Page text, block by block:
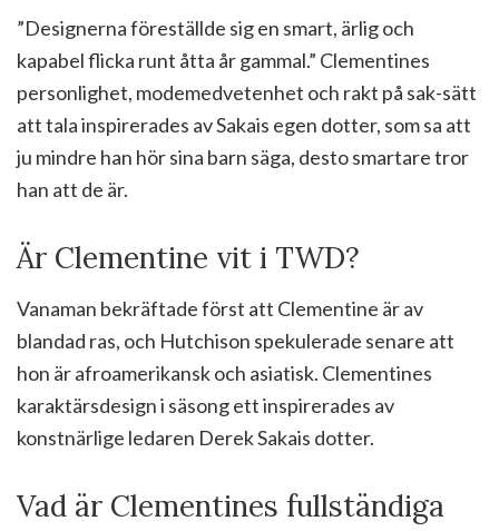
”Designerna föreställde sig en smart, ärlig och
kapabel flicka runt åtta år gammal.” Clementines
personlighet, modemedvetenhet och rakt på sak-sätt
att tala inspirerades av Sakais egen dotter, som sa att
ju mindre han hör sina barn säga, desto smartare tror
han att de är.
Är Clementine vit i TWD?
Vanaman bekräftade först att Clementine är av
blandad ras, och Hutchison spekulerade senare att
hon är afroamerikansk och asiatisk. Clementines
karaktärsdesign i säsong ett inspirerades av
konstnärlige ledaren Derek Sakais dotter.
Vad är Clementines fullständiga